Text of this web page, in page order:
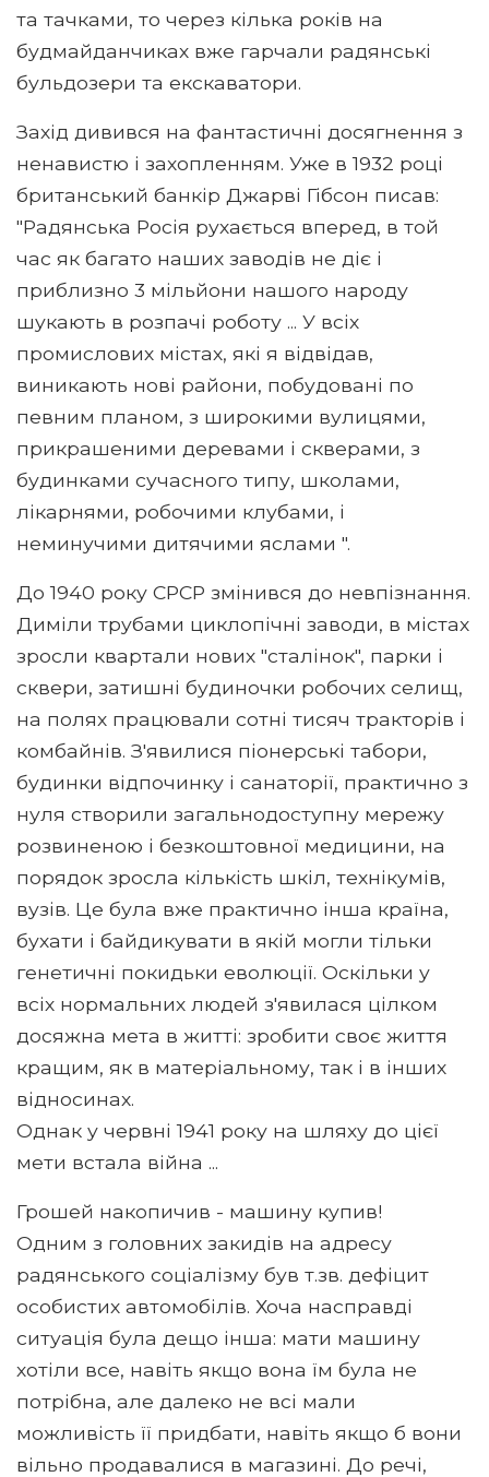
та тачками, то через кілька років на
будмайданчиках вже гарчали радянські
бульдозери та екскаватори.
Захід дивився на фантастичні досягнення з
ненавистю і захопленням. Уже в 1932 році
британський банкір Джарві Гібсон писав:
"Радянська Росія рухається вперед, в той
час як багато наших заводів не діє і
приблизно 3 мільйони нашого народу
шукають в розпачі роботу ... У всіх
промислових містах, які я відвідав,
виникають нові райони, побудовані по
певним планом, з широкими вулицями,
прикрашеними деревами і скверами, з
будинками сучасного типу, школами,
лікарнями, робочими клубами, і
неминучими дитячими яслами ".
До 1940 року СРСР змінився до невпізнання.
Диміли трубами циклопічні заводи, в містах
зросли квартали нових "сталінок", парки і
сквери, затишні будиночки робочих селищ,
на полях працювали сотні тисяч тракторів і
комбайнів. З'явилися піонерські табори,
будинки відпочинку і санаторії, практично з
нуля створили загальнодоступну мережу
розвиненою і безкоштовної медицини, на
порядок зросла кількість шкіл, технікумів,
вузів. Це була вже практично інша країна,
бухати і байдикувати в якій могли тільки
генетичні покидьки еволюції. Оскільки у
всіх нормальних людей з'явилася цілком
досяжна мета в житті: зробити своє життя
кращим, як в матеріальному, так і в інших
відносинах.
Однак у червні 1941 року на шляху до цієї
мети встала війна ...
Грошей накопичив - машину купив!
Одним з головних закидів на адресу
радянського соціалізму був т.зв. дефіцит
особистих автомобілів. Хоча насправді
ситуація була дещо інша: мати машину
хотіли все, навіть якщо вона їм була не
потрібна, але далеко не всі мали
можливість її придбати, навіть якщо б вони
вільно продавалися в магазині. До речі,